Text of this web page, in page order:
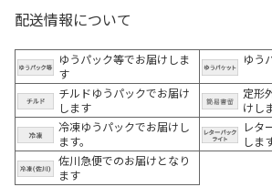
配送情報について
ゆうパック等でお届けしま
す
ゆう
チルドゆうパックでお届け
します
定形
けし
冷凍ゆうパックでお届けし
ます。
レタ
しま
佐川急便でのお届けとなり
ます